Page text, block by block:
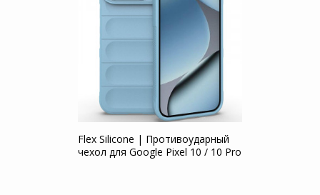
Flex Silicone | Противоударный
чехол для Google Pixel 10 / 10 Pro